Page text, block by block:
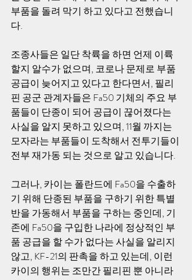
부품을 돌려 막기 하고 있다고 전했습니
다.
조종사들은 일단 착륙을 하면 언제 이륙
할지 알수가 없으며, 코로나 문제로 부품
공급이 늦어지고 있다고 한다면서, 필리
핀 공군 관계자들은 Fa50 기체의 주요 부
품들이 단종이 되어 공급이 끊어졌다는
사실을 알지 못하고 있으며, 11월 까지는
모자라는 부품들이 도착해서 전투기들이
전부 재가동 되는 것으로 알고 있습니다.
그러나, 카이는 폴란드에 Fa50을 수출하
기 위해 단종된 부품을 구하기 위한 특별
반을 가동해서 부품을 구하는 중인데, 기
존에 Fa50을 구입한 나라에 정상적인 부
품 공급을 할 수가 없다는 사실을 알리지
않고, KF-21의 판촉을 하고 있는데, 이런
카이의 행위는 조만간 필리핀 뿐 아니라